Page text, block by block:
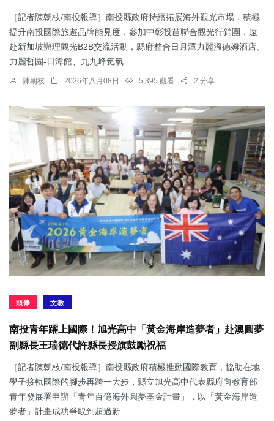
［記者陳朝枝/南投報導］南投縣政府持續拓展海外觀光市場，積極
提升南投國際旅遊品牌能見度，參加中彰投苗聯合觀光行銷團，遠
赴新加坡辦理觀光B2B交流活動，縣府整合日月潭力麗溫德姆酒店、
力麗哲園-日潭館、九九峰氦氣...
陳朝枝 2026年八月08日 5,395 觀看 2 分享
頭條 文教
南投青年躍上國際！旭光高中「黃金海岸造夢者」赴澳圓夢
副縣長王瑞德代許縣長授旗鼓勵祝福
［記者陳朝枝/南投報導］南投縣政府積極推動國際教育，協助在地
學子接軌國際的腳步再跨一大步，縣立旭光高中代表縣府向教育部
青年發展署申辦「青年百億海外圓夢基金計畫」，以「黃金海岸造
夢者」計畫成功爭取到超過新...